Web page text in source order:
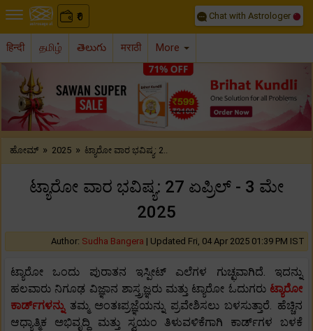
₹
0 Chat with Astrologer
हिन्दी தமிழ் తెలుగు मराठी More
Previous
ಹೋಮ್ » 2025 » ಟ್ಯಾರೋ ವಾರ ಭವಿಷ್ಯ: 2..
ಟ್ಯಾರೋ ವಾರ ಭವಿಷ್ಯ: 27 ಏಪ್ರಿಲ್ - 3 ಮೇ
2025
Author: Sudha Bangera | Updated Fri, 04 Apr 2025 01:39 PM IST
ಟ್ಯಾರೋ ಒಂದು ಪುರಾತನ ಇಸ್ಪೀಟ್ ಎಲೆಗಳ ಗುಚ್ಛವಾಗಿದೆ. ಇದನ್ನು
ಹಲವಾರು ನಿಗೂಢ ವಿಜ್ಞಾನ ಶಾಸ್ತ್ರಜ್ಞರು ಮತ್ತು ಟ್ಯಾರೋ ಓದುಗರು ಟ್ಯಾರೋ
ಕಾರ್ಡ್‌ಗಳನ್ನು ತಮ್ಮ ಅಂತಃಪ್ರಜ್ಞೆಯನ್ನು ಪ್ರವೇಶಿಸಲು ಬಳಸುತ್ತಾರೆ. ಹೆಚ್ಚಿನ
ಆಧ್ಯಾತ್ಮಿಕ ಅಭಿವೃದ್ಧಿ ಮತ್ತು ಸ್ವಯಂ ತಿಳುವಳಿಕೆಗಾಗಿ ಕಾರ್ಡ್‌ಗಳ ಬಳಕೆ